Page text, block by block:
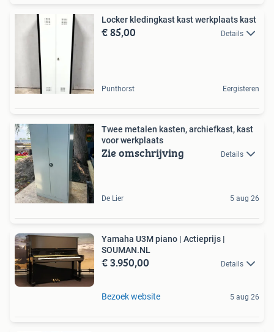
Locker kledingkast kast werkplaats kast
€ 85,00 Details
Punthorst Eergisteren
Twee metalen kasten, archiefkast, kast
voor werkplaats
Zie omschrijving Details
De Lier 5 aug 26
Yamaha U3M piano | Actieprijs |
SOUMAN.NL
€ 3.950,00 Details
Bezoek website 5 aug 26